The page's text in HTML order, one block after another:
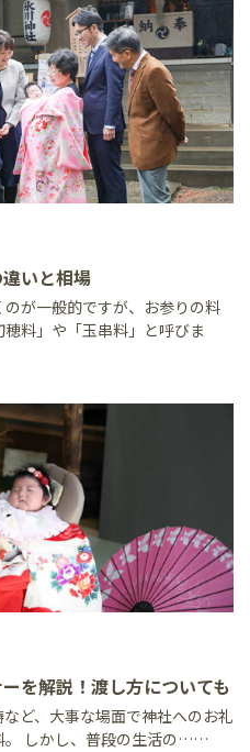
いと相場
が一般的ですが、お参りの料
料」や「玉串料」と呼びま
を解説！渡し方についても
ど、大事な場面で神社へのお礼
。 しかし、普段の生活の……